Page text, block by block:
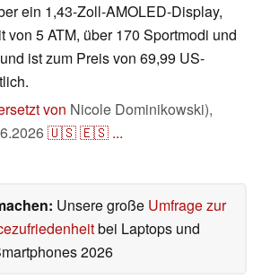
ein 1,43-Zoll-AMOLED-Display,
von 5 ATM, über 170 Sportmodi und
ist zum Preis von 69,99 US-
von Nicole Dominikowski),
🇺🇸🇪🇸 ...
Unsere große Umfrage zur
bei Laptops und
2026